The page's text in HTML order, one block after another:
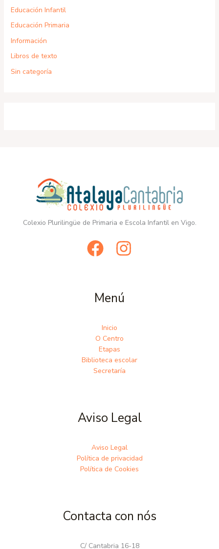
Educación Infantil
Educación Primaria
Información
Libros de texto
Sin categoría
Colexio Plurilingüe de Primaria e Escola Infantil en Vigo.
Menú
Inicio
O Centro
Etapas
Biblioteca escolar
Secretaría
Aviso Legal
Aviso Legal
Política de privacidad
Política de Cookies
Contacta con nós
C/ Cantabria 16-18